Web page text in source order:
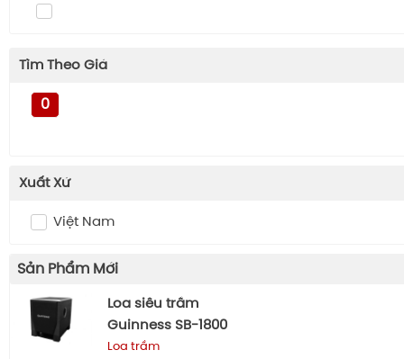
Tìm Theo Giá
0
Xuất Xứ
Việt Nam
Sản Phẩm Mới
Loa siêu trầm
Guinness SB-1800
Loa trầm